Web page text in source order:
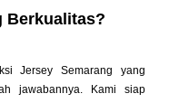
Berkualitas?
Jersey Semarang yang
jawabannya. Kami siap